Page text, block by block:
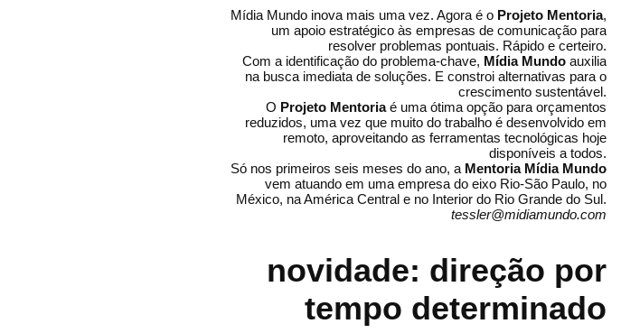
Mídia Mundo inova mais uma vez. Agora é o Projeto Mentoria,
um apoio estratégico às empresas de comunicação para
resolver problemas pontuais. Rápido e certeiro.
Com a identificação do problema-chave, Mídia Mundo auxilia
na busca imediata de soluções. E constroi alternativas para o
crescimento sustentável.
O Projeto Mentoriaé uma ótima opção para orçamentos
reduzidos, uma vez que muito do trabalho é desenvolvido em
remoto, aproveitando as ferramentas tecnológicas hoje
disponíveis a todos.
Só nos primeiros seis meses do ano, a Mentoria Mídia Mundo
vem atuando em uma empresa do eixo Rio-São Paulo, no
México, na América Central e no Interior do Rio Grande do Sul.
tessler@midiamundo.com
novidade: direção por
tempo determinado